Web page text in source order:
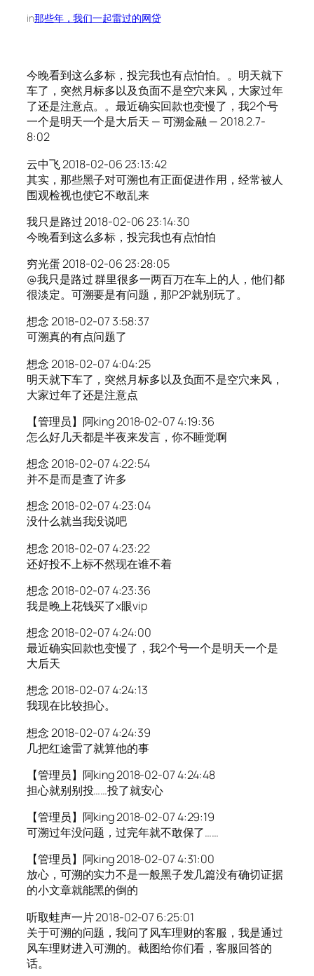
in那些年，我们一起雷过的网贷
今晚看到这么多标，投完我也有点怕怕。。明天就下
车了，突然月标多以及负面不是空穴来风，大家过年
了还是注意点。。最近确实回款也变慢了，我2个号
一个是明天一个是大后天 — 可溯金融 — 2018.2.7-
8:02
云中飞 2018-02-06 23:13:42
其实，那些黑子对可溯也有正面促进作用，经常被人
围观检视也使它不敢乱来
我只是路过 2018-02-06 23:14:30
今晚看到这么多标，投完我也有点怕怕
穷光蛋 2018-02-06 23:28:05
@我只是路过 群里很多一两百万在车上的人，他们都
很淡定。可溯要是有问题，那P2P就别玩了。
想念 2018-02-07 3:58:37
可溯真的有点问题了
想念 2018-02-07 4:04:25
明天就下车了，突然月标多以及负面不是空穴来风，
大家过年了还是注意点
【管理员】阿king 2018-02-07 4:19:36
怎么好几天都是半夜来发言，你不睡觉啊
想念 2018-02-07 4:22:54
并不是而是查了许多
想念 2018-02-07 4:23:04
没什么就当我没说吧
想念 2018-02-07 4:23:22
还好投不上标不然现在谁不着
想念 2018-02-07 4:23:36
我是晚上花钱买了x眼vip
想念 2018-02-07 4:24:00
最近确实回款也变慢了，我2个号一个是明天一个是
大后天
想念 2018-02-07 4:24:13
我现在比较担心。
想念 2018-02-07 4:24:39
几把红途雷了就算他的事
【管理员】阿king 2018-02-07 4:24:48
担心就别别投……投了就安心
【管理员】阿king 2018-02-07 4:29:19
可溯过年没问题，过完年就不敢保了……
【管理员】阿king 2018-02-07 4:31:00
放心，可溯的实力不是一般黑子发几篇没有确切证据
的小文章就能黑的倒的
听取蛙声一片 2018-02-07 6:25:01
关于可溯的问题，我问了风车理财的客服，我是通过
风车理财进入可溯的。截图给你们看，客服回答的
话。